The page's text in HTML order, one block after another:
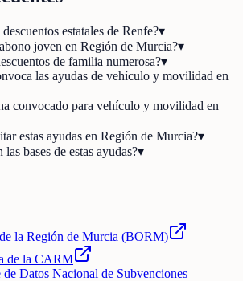
estatales de Renfe?▾
joven en Región de Murcia?▾
de familia numerosa?▾
las ayudas de vehículo y movilidad en
convocado para vehículo y movilidad en
estas ayudas en Región de Murcia?▾
bases de estas ayudas?▾
la Región de Murcia (BORM)
de la CARM
Datos Nacional de Subvenciones